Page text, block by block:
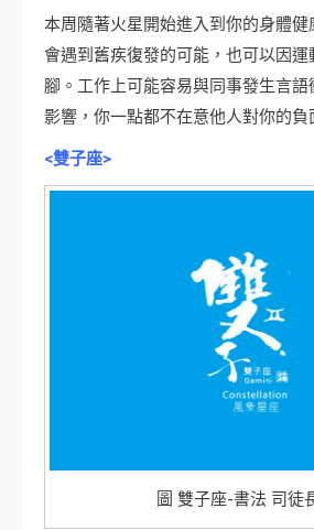
本周隨著火星開始進入到你的身體
會遇到舊疾復發的可能，也可以因運
腳。工作上可能容易與同事發生言語
影響，你一點都不在意他人對你的負
<雙子座>
圖 雙子座-書法 司徒